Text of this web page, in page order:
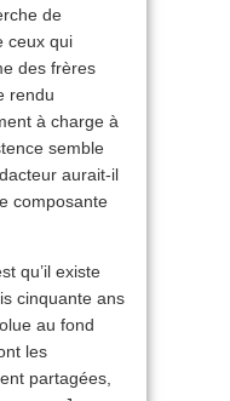
de
ceux qui
des frères
rendu
à charge à
semble
aurait-il
composante
qu’il existe
cinquante ans
au fond
les
partagées,